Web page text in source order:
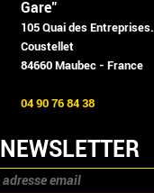
Gare"
105 Quai des Entreprises.
Coustellet
84660 Maubec - France
04 90 76 84 38
NEWSLETTER